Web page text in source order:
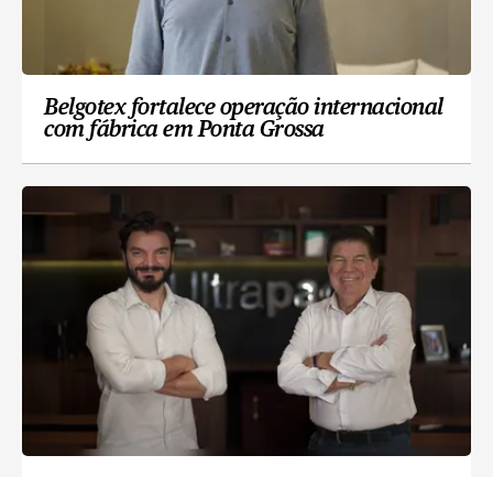
Belgotex fortalece operação internacional
com fábrica em Ponta Grossa